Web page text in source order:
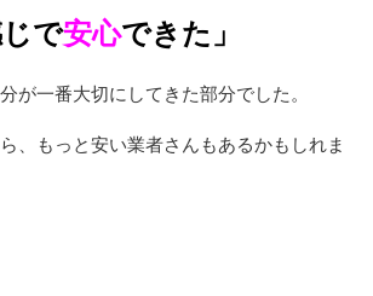
で安心できた」
が一番大切にしてきた部分でした。
、もっと安い業者さんもあるかもしれま